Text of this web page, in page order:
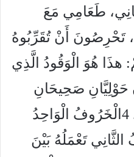
طَعَامِي مَعَ
تَحْرِصُونَ أَنْ تُقَرِّبُوهُ
لَهُمْ: هذَا هُوَ الْوَقُودُ الَّذِي
حَوْلِيَّانِ صَحِيحَانِ
لِكُلِّ يَوْمٍ مُحْرَقَةً دَائِمَةً. 4الْخَرُوفُ الْوَاحِدُ
تَعْمَلُهُ بَيْنَ